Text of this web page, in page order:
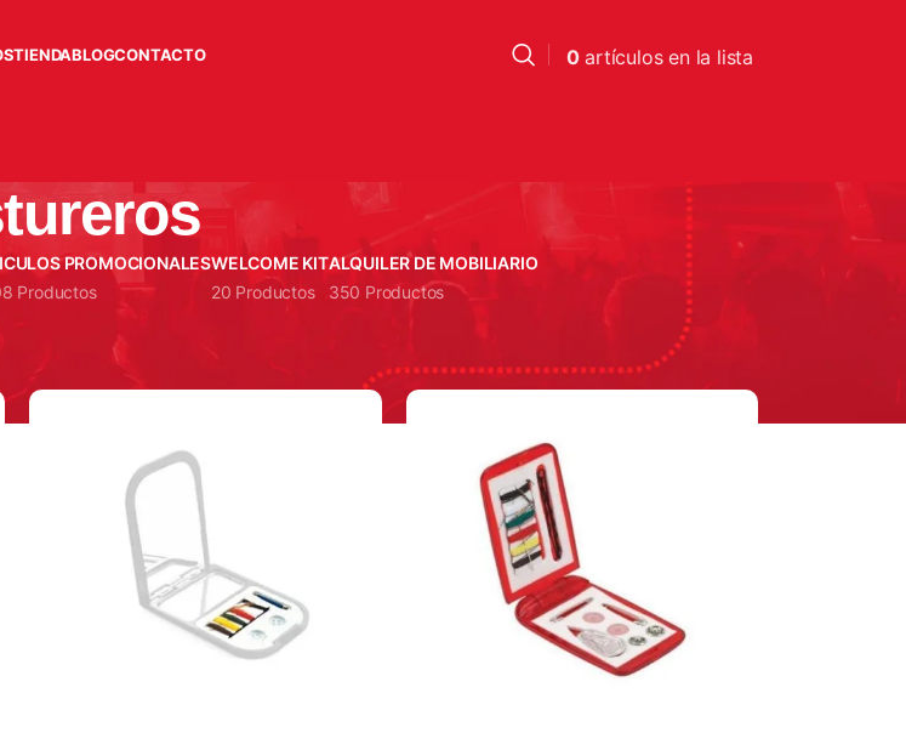
TIENDABLOGCONTACTO 0artículosen la lista
PROMOCIONALES
Productos
WELCOME KIT
20 Productos
ALQUILER DE MOBILIARIO
350 Productos